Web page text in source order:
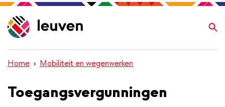
Overslaan
en
naar
inhoud
gaan
Home Mobiliteit en wegenwerken
Toegangsvergunningen